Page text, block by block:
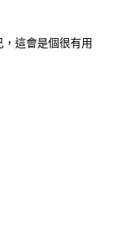
這會是個很有用